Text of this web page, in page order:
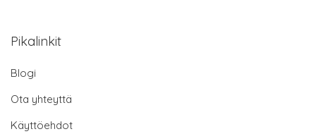
Pikalinkit
Blogi
Ota yhteyttä
Käyttöehdot